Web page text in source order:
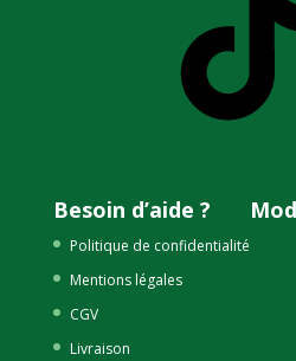
Besoin d’aide ?
Politique de confidentialité
Mentions légales
CGV
Livraison